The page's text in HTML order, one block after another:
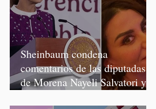
Sheinbaum condena
comentarios de las diputadas
de Morena Nayeli Salvatori y